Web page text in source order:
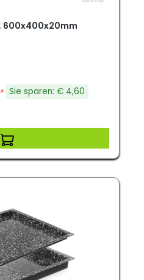
Sie sparen: € 4,60